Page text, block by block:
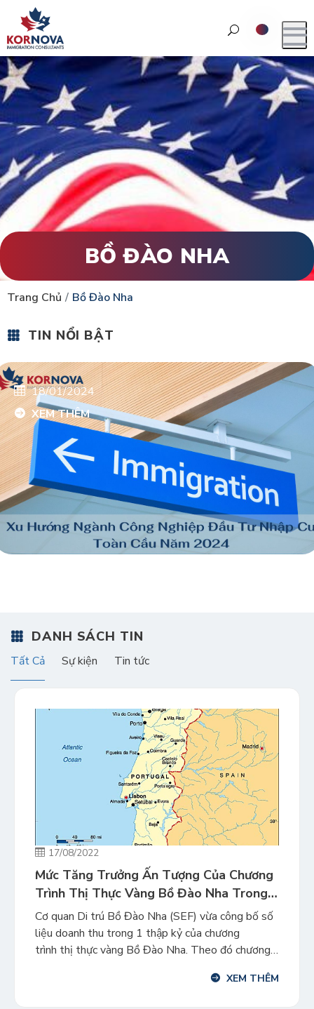
BỒ ĐÀO NHA
Trang Chủ Bồ Đào Nha
TIN NỔI BẬT
18/01/2024
XEM THÊM
DANH SÁCH TIN
Tất Cả Sự kiện Tin tức
17/08/2022
Mức Tăng Trưởng Ấn Tượng Của Chương
Trình Thị Thực Vàng Bồ Đào Nha Trong
10 Năm Liên Tiếp
Cơ quan Di trú Bồ Đào Nha (SEF) vừa công bố số
liệu doanh thu trong 1 thập kỷ của chương
trình thị thực vàng Bồ Đào Nha. Theo đó chương
euro mỗi ngày trong gần 10 năm liên tục. Theo số
XEM THÊM